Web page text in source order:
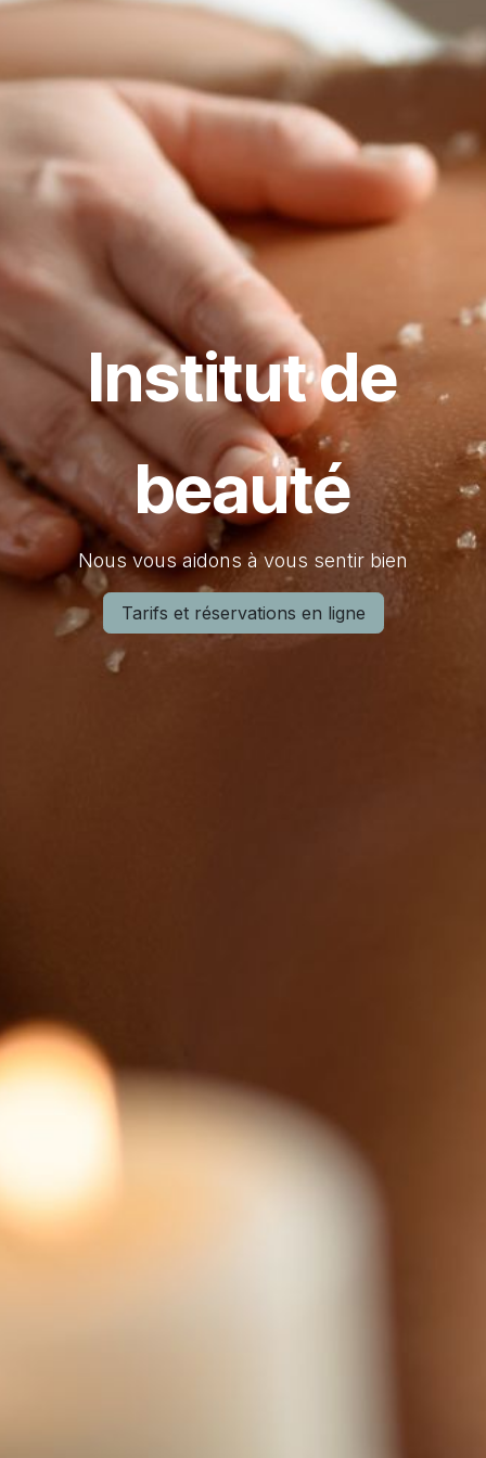
Institut de
beauté
Nous vous aidons à vous sentir bien
Tarifs et réservations en ligne